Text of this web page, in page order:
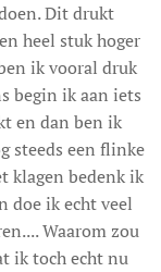
Dit drukt
heel stuk hoger
ik vooral druk
begin ik aan iets
en dan ben ik
steeds een flinke
klagen bedenk ik
doe ik echt veel
Waarom zou
ik toch echt nu